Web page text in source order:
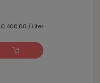
€ 400,00 / Liter